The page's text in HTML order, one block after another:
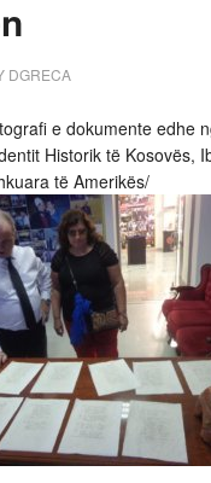
DGRECA
e dokumente edhe
Historik të Kosovës,
të Amerikës/